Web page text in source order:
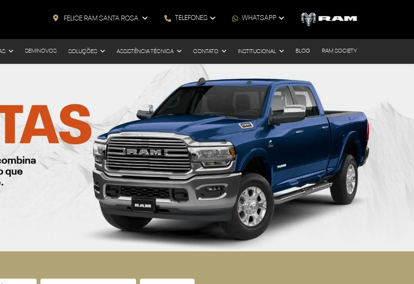
FELICE RAM SANTA ROSA TELEFONES WHATSAPP
SEMINOVOS SOLUÇÕES ASSISTÊNCIA TÉCNICA CONTATO INSTITUCIONAL BLOG RAM SOCIETY